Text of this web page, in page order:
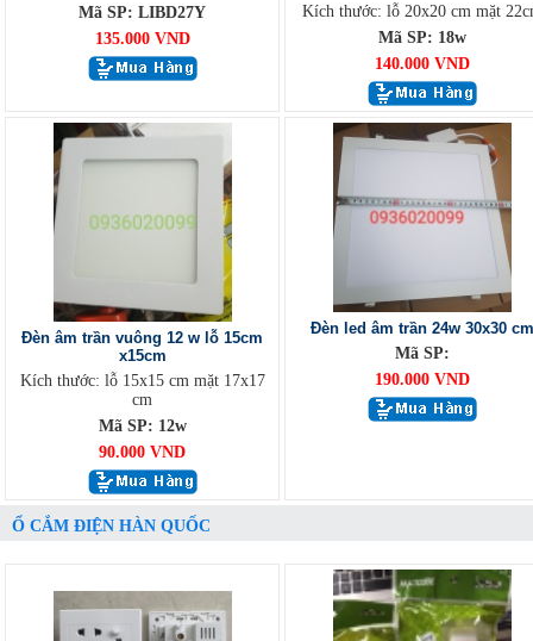
Mã SP: LIBD27Y
135.000 VND
Kích thước: lỗ 20x20 cm mặt
Mã SP: 18w
140.000 VND
Đèn âm trần vuông 12 w lỗ 15cm
x15cm
Kích thước: lỗ 15x15 cm mặt 17x17
cm
Mã SP: 12w
90.000 VND
Đèn led âm trần 24w 30x30 cm
Mã SP:
190.000 VND
Ổ CẮM ĐIỆN HÀN QUỐC